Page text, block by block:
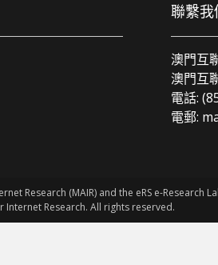
聯繫我
澳門互
澳門互
電話:
電郵:
Research (MAIR) and the eRS e-Research
Research. All rights reserved.